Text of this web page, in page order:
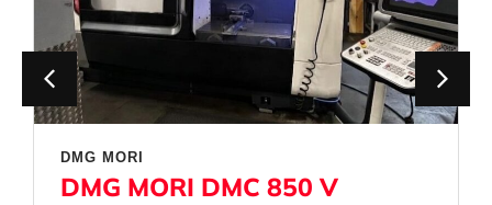
DMG MORI
DMG MORI DMC 850 V